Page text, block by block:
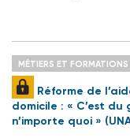
MÉTIERS ET FORMATIONS
Réforme de
domicile : « C’est du
n’importe quoi »